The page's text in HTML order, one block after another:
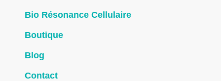
Bio Résonance Cellulaire
Boutique
Blog
Contact